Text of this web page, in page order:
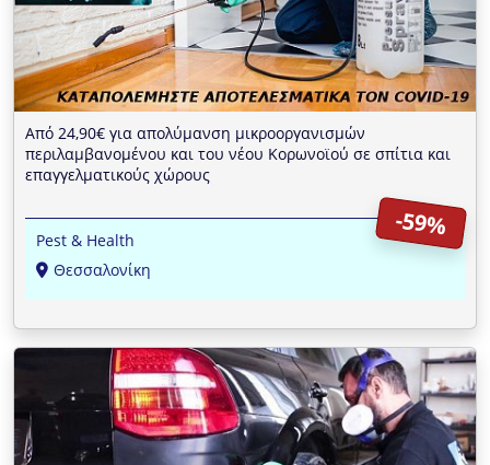
Από 24,90€ για απολύμανση μικροοργανισμών
περιλαμβανομένου και του νέου Κορωνοϊού σε σπίτια και
επαγγελματικούς χώρους
-59%
Pest & Health
Θεσσαλονίκη